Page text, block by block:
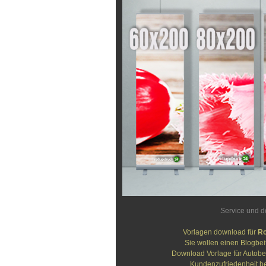
Service und
Vorlagen download für
Sie wollen einen
Download Vorlage für
Kundenzufriedenheit